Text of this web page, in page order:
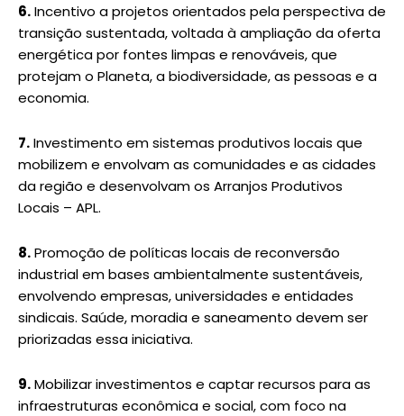
6.Incentivo a projetos orientados pela perspectiva de
transição sustentada, voltada à ampliação da oferta
energética por fontes limpas e renováveis, que
protejam o Planeta, a biodiversidade, as pessoas e a
economia.
7.Investimento em sistemas produtivos locais que
mobilizem e envolvam as comunidades e as cidades
da região e desenvolvam os Arranjos Produtivos
Locais – APL.
8.Promoção de políticas locais de reconversão
industrial em bases ambientalmente sustentáveis,
envolvendo empresas, universidades e entidades
sindicais. Saúde, moradia e saneamento devem ser
priorizadas essa iniciativa.
9.Mobilizar investimentos e captar recursos para as
infraestruturas econômica e social, com foco na